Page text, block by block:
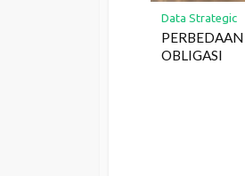
Data Strategic
OBLIGASI